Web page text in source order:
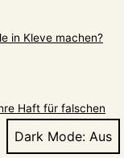
in Kleve machen?
Haft für falschen
Dark Mode: